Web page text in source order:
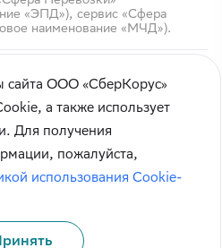
«ЭПД»), сервис «Сфера
наименование «МЧД»).
сайта ООО «СберКорус»
а также использует
Для получения
пожалуйста,
использования Cookie-